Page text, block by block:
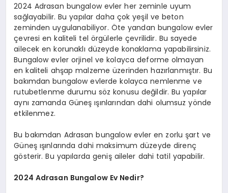
2024 Adrasan bungalow evler her zeminle uyum
sağlayabilir. Bu yapılar daha çok yeşil ve beton
zeminden uygulanabiliyor. Öte yandan bungalow evler
çevresi en kaliteli tel örgülerle çevrilidir. Bu sayede
ailecek en korunaklı düzeyde konaklama yapabilirsiniz.
Bungalow evler orjinel ve kolayca deforme olmayan
en kaliteli ahşap malzeme üzerinden hazırlanmıştır. Bu
bakımdan bungalow evlerde kolayca nemlenme ve
rutubetlenme durumu söz konusu değildir. Bu yapılar
aynı zamanda Güneş ışınlarından dahi olumsuz yönde
etkilenmez.
Bu bakımdan Adrasan bungalow evler en zorlu şart ve
Güneş ışınlarında dahi maksimum düzeyde direnç
gösterir. Bu yapılarda geniş aileler dahi tatil yapabilir.
2024 Adrasan Bungalow Ev Nedir?